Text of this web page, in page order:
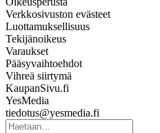
Verkkosivuston evästeet
Luottamuksellisuus
Tekijänoikeus
Varaukset
Pääsyvaihtoehdot
Vihreä siirtymä
KaupanSivu.fi
YesMedia
tiedotus@yesmedia.fi